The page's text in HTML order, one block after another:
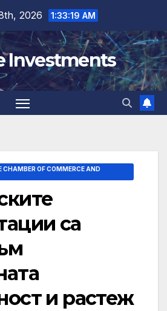
2026 1:33:20 AM
Investments
CHAMBER OF COMMERCE AND
са
и растеж